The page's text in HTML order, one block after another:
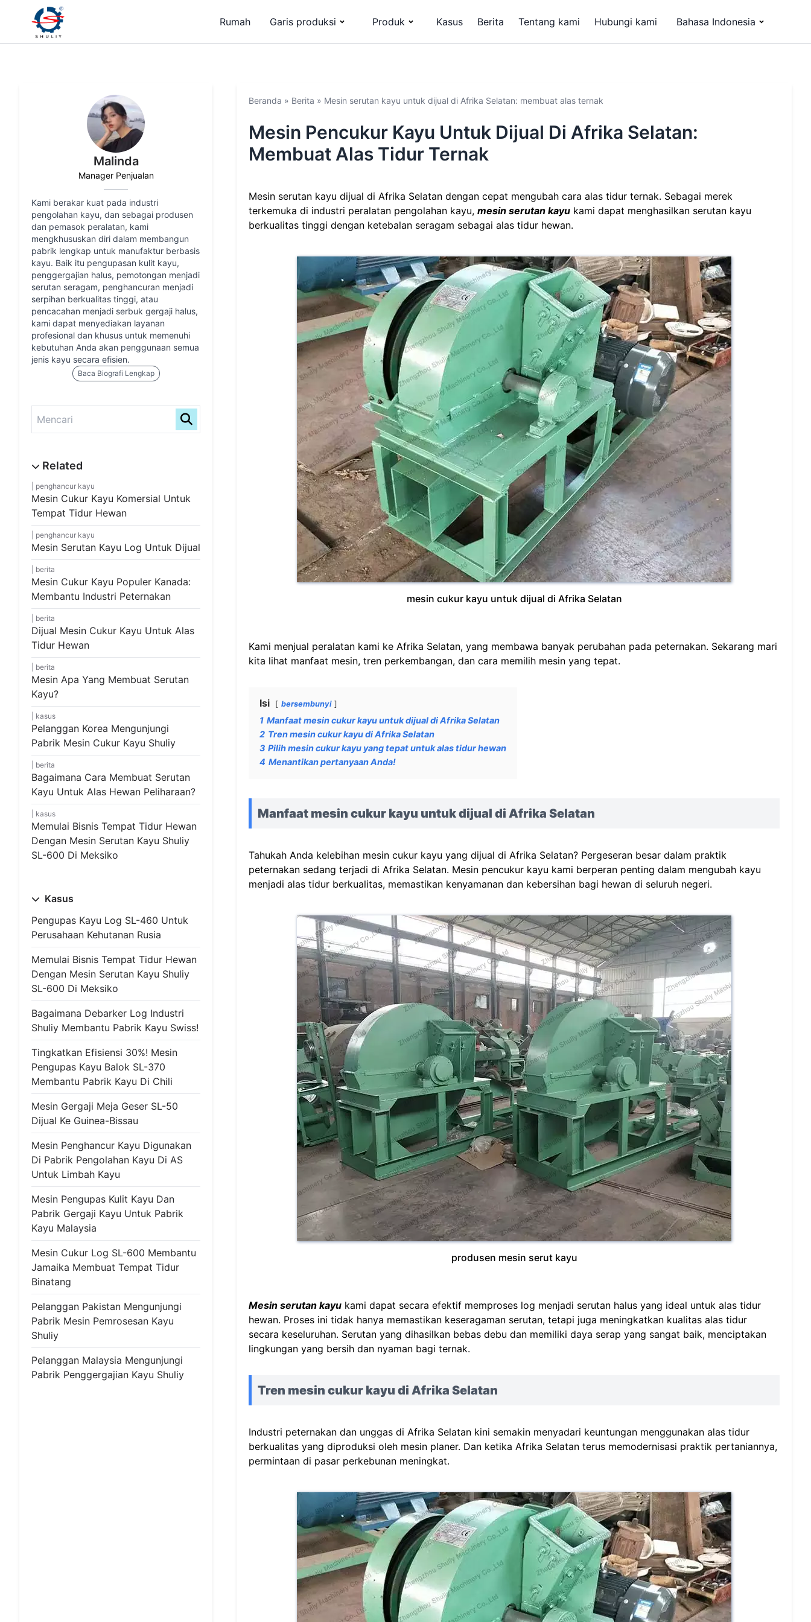
Rumah Garis produksi Produk Kasus Berita Tentang kami Hubungi kami Bahasa Indonesia
Malinda
Manager Penjualan
Kami berakar kuat pada industri
pengolahan kayu, dan sebagai produsen
dan pemasok peralatan, kami
mengkhususkan diri dalam membangun
pabrik lengkap untuk manufaktur berbasis
kayu. Baik itu pengupasan kulit kayu,
penggergajian halus, pemotongan menjadi
serutan seragam, penghancuran menjadi
serpihan berkualitas tinggi, atau
pencacahan menjadi serbuk gergaji halus,
kami dapat menyediakan layanan
profesional dan khusus untuk memenuhi
kebutuhan Anda akan penggunaan semua
jenis kayu secara efisien.
Baca Biografi Lengkap
penghancur kayu
Mesin Cukur Kayu Komersial Untuk
Tempat Tidur Hewan
penghancur kayu
Mesin Serutan Kayu Log Untuk Dijual
berita
Mesin Cukur Kayu Populer Kanada:
Membantu Industri Peternakan
berita
Dijual Mesin Cukur Kayu Untuk Alas
Tidur Hewan
berita
Mesin Apa Yang Membuat Serutan
Kayu?
kasus
Pelanggan Korea Mengunjungi
Pabrik Mesin Cukur Kayu Shuliy
berita
Bagaimana Cara Membuat Serutan
Kayu Untuk Alas Hewan Peliharaan?
kasus
Memulai Bisnis Tempat Tidur Hewan
Dengan Mesin Serutan Kayu Shuliy
SL-600 Di Meksiko
Kasus
Pengupas Kayu Log SL-460 Untuk
Perusahaan Kehutanan Rusia
Memulai Bisnis Tempat Tidur Hewan
Dengan Mesin Serutan Kayu Shuliy
SL-600 Di Meksiko
Bagaimana Debarker Log Industri
Shuliy Membantu Pabrik Kayu Swiss!
Tingkatkan Efisiensi 30%! Mesin
Pengupas Kayu Balok SL-370
Membantu Pabrik Kayu Di Chili
Mesin Gergaji Meja Geser SL-50
Dijual Ke Guinea-Bissau
Mesin Penghancur Kayu Digunakan
Di Pabrik Pengolahan Kayu Di AS
Untuk Limbah Kayu
Mesin Pengupas Kulit Kayu Dan
Pabrik Gergaji Kayu Untuk Pabrik
Kayu Malaysia
Mesin Cukur Log SL-600 Membantu
Jamaika Membuat Tempat Tidur
Binatang
Pelanggan Pakistan Mengunjungi
Pabrik Mesin Pemrosesan Kayu
Shuliy
Pelanggan Malaysia Mengunjungi
Pabrik Penggergajian Kayu Shuliy
Beranda » Berita » Mesin serutan kayu untuk dijual di Afrika Selatan: membuat alas ternak
Mesin Pencukur Kayu Untuk Dijual Di Afrika Selatan:
Membuat Alas Tidur Ternak
Mesin serutan kayu dijual di Afrika Selatan dengan cepat mengubah cara alas tidur ternak. Sebagai merek
terkemuka di industri peralatan pengolahan kayu, mesin serutan kayu kami dapat menghasilkan serutan kayu
berkualitas tinggi dengan ketebalan seragam sebagai alas tidur hewan.
mesin cukur kayu untuk dijual di Afrika Selatan
Kami menjual peralatan kami ke Afrika Selatan, yang membawa banyak perubahan pada peternakan. Sekarang mari
kita lihat manfaat mesin, tren perkembangan, dan cara memilih mesin yang tepat.
Isi bersembunyi
1 Manfaat mesin cukur kayu untuk dijual di Afrika Selatan
2 Tren mesin cukur kayu di Afrika Selatan
3 Pilih mesin cukur kayu yang tepat untuk alas tidur hewan
4 Menantikan pertanyaan Anda!
Manfaat mesin cukur kayu untuk dijual di Afrika Selatan
Tahukah Anda kelebihan mesin cukur kayu yang dijual di Afrika Selatan? Pergeseran besar dalam praktik
peternakan sedang terjadi di Afrika Selatan. Mesin pencukur kayu kami berperan penting dalam mengubah kayu
menjadi alas tidur berkualitas, memastikan kenyamanan dan kebersihan bagi hewan di seluruh negeri.
produsen mesin serut kayu
Mesin serutan kayu kami dapat secara efektif memproses log menjadi serutan halus yang ideal untuk alas tidur
hewan. Proses ini tidak hanya memastikan keseragaman serutan, tetapi juga meningkatkan kualitas alas tidur
secara keseluruhan. Serutan yang dihasilkan bebas debu dan memiliki daya serap yang sangat baik, menciptakan
lingkungan yang bersih dan nyaman bagi ternak.
Tren mesin cukur kayu di Afrika Selatan
Industri peternakan dan unggas di Afrika Selatan kini semakin menyadari keuntungan menggunakan alas tidur
berkualitas yang diproduksi oleh mesin planer. Dan ketika Afrika Selatan terus memodernisasi praktik pertaniannya,
permintaan di pasar perkebunan meningkat.